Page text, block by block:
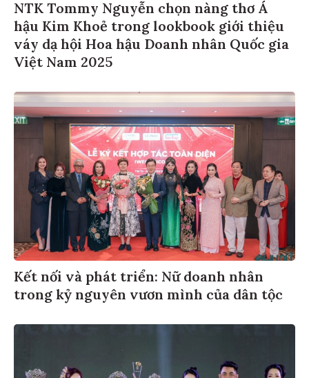
NTK Tommy Nguyễn chọn nàng thơ Á
hậu Kim Khoẻ trong lookbook giới thiệu
váy dạ hội Hoa hậu Doanh nhân Quốc gia
Việt Nam 2025
Kết nối và phát triển: Nữ doanh nhân
trong kỷ nguyên vươn mình của dân tộc